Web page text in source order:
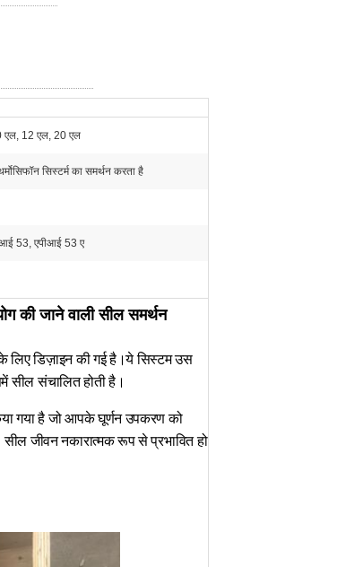
एल, 12 एल, 20 एल
सिस्टर्म का समर्थन करता है
53, एपीआई 53 ए
की जाने वाली सील समर्थन
लिए डिज़ाइन की गई है।ये सिस्टम उस
सील संचालित होती है।
गया है जो आपके घूर्णन उपकरण को
जीवन नकारात्मक रूप से प्रभावित हो